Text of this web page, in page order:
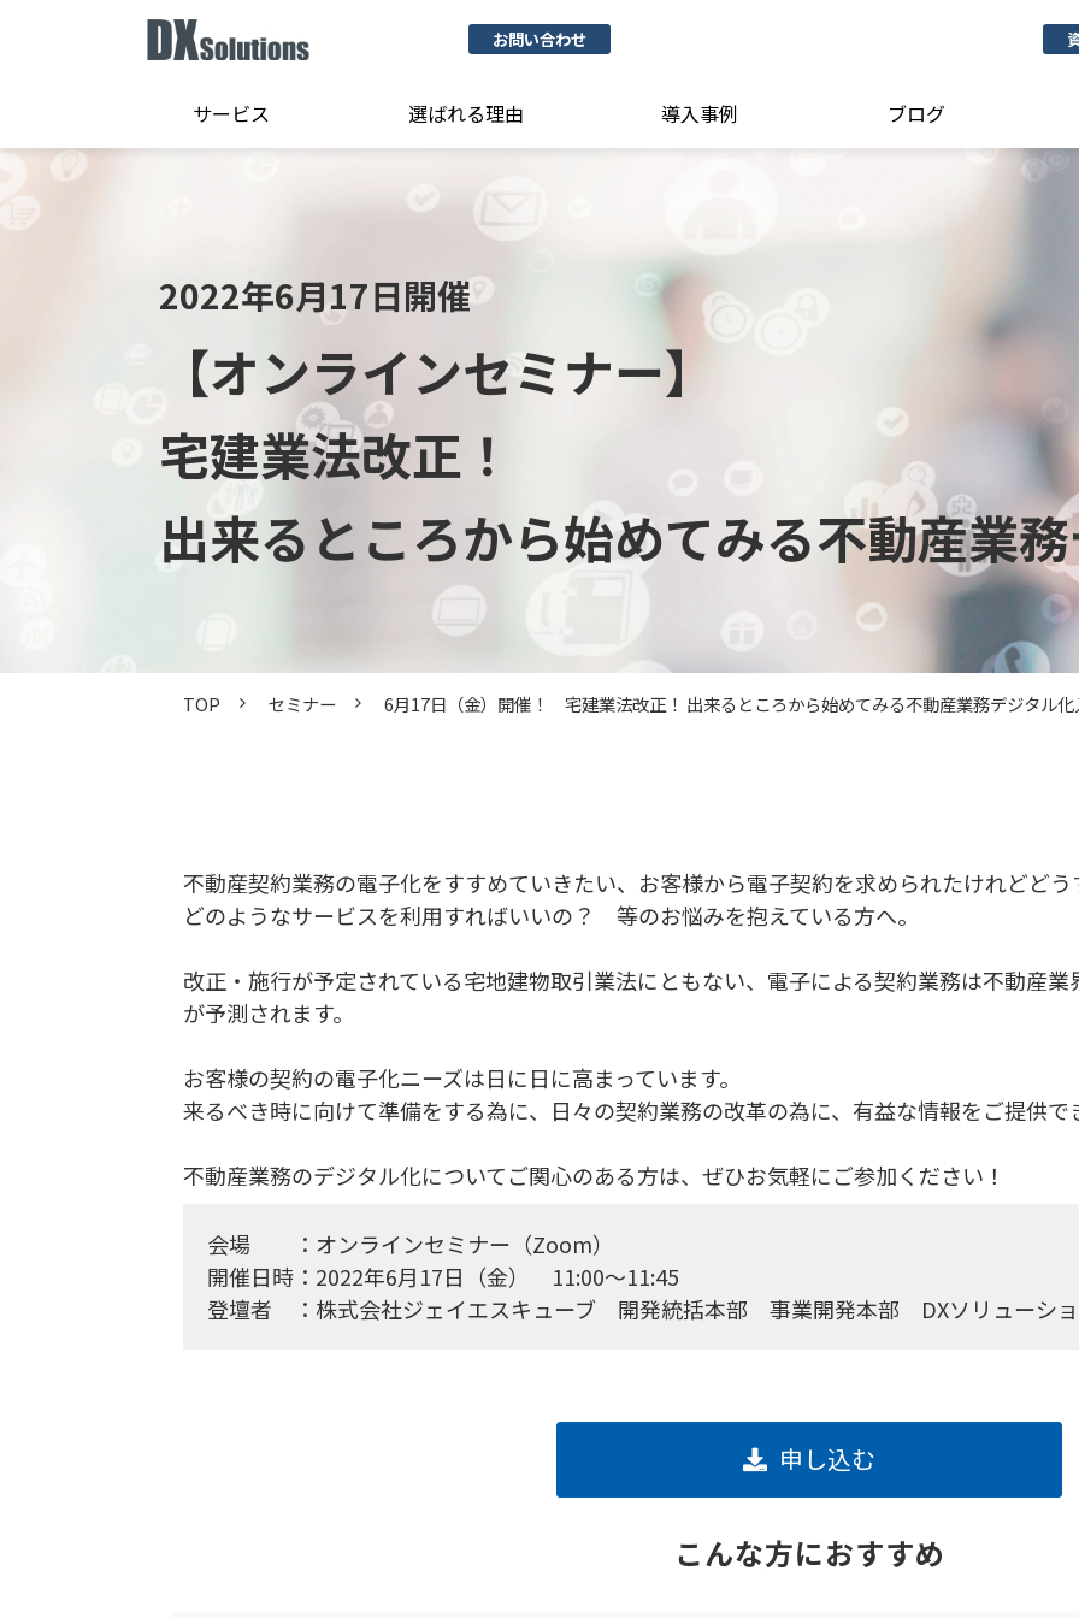
お問い合わせ
サービス 選ばれる理由 導入事例 ブログ
2022年6月17日開催
【オンラインセミナー】
宅建業法改正！
出来るところから始めてみる不動産業
TOP セミナー 6月17日（金）開催！ 宅建業法改正！ 出来るところから始めてみる不動産業務デジタル
不動産契約業務の電子化をすすめていきたい、お客様から電子契約を求められたけれどど
どのようなサービスを利用すればいいの？ 等のお悩みを抱えている方へ。
改正・施行が予定されている宅地建物取引業法にともない、電子による契約業務は不動産
が予測されます。
お客様の契約の電子化ニーズは日に日に高まっています。
来るべき時に向けて準備をする為に、日々の契約業務の改革の為に、有益な情報をご提供で
不動産業務のデジタル化についてご関心のある方は、ぜひお気軽にご参加ください！
会場 ：オンラインセミナー（Zoom）
開催日時：2022年6月17日（金） 11:00〜11:45
登壇者 ：株式会社ジェイエスキューブ 開発統括本部 事業開発本部 DXソリューシ
申し込む
こんな方におすすめ